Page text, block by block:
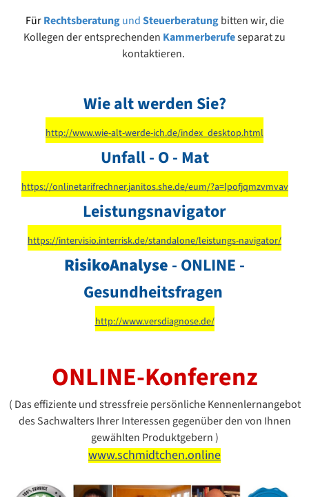
FürRechtsberatungundSteuerberatungbitten wir, die
Kollegen der entsprechenden Kammerberufeseparat zu
kontaktieren.
Wie alt werden Sie?
http://www.wie-alt-werde-ich.de/index_desktop.html
Unfall - O - Mat
https://onlinetarifrechner.janitos.she.de/eum/?a=lpofjqmzvmvav
Leistungsnavigator
https://intervisio.interrisk.de/standalone/leistungs-navigator/
RisikoAnalyse - ONLINE -
Gesundheitsfragen
http://www.versdiagnose.de/
ONLINE-Konferenz
( Das effiziente und stressfreie persönliche Kennenlernangebot
des Sachwalters Ihrer Interessen gegenüber den von Ihnen
gewählten Produktgebern )
www.schmidtchen.online